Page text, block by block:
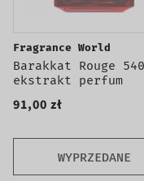
WYPRZEDANE
Fragrance World
Barakkat Rouge 540
ekstrakt perfum
91,00 zł